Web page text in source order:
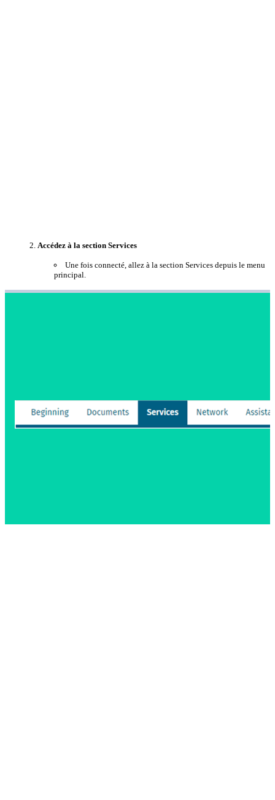
Accédez à la section Services
Une fois connecté, allez à la section Services depuis le menu
principal.